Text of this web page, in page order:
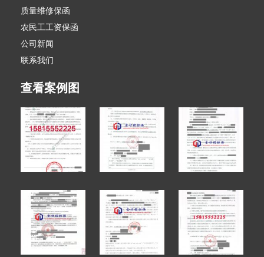
质量维修保函
农民工工资保函
公司新闻
联系我们
查看案例图